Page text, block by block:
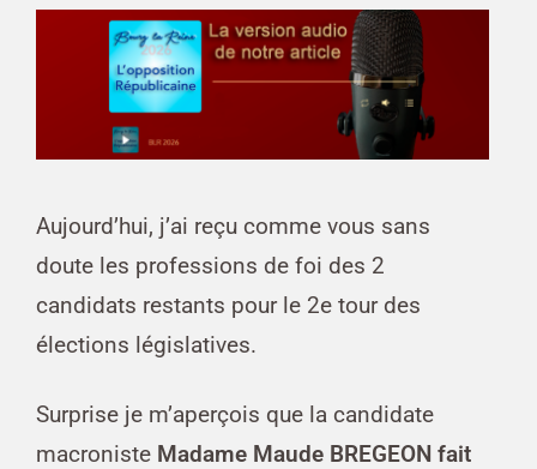
Aujourd’hui, j’ai reçu comme vous sans
doute les professions de foi des 2
candidats restants pour le 2e tour des
élections législatives.
Surprise je m’aperçois que la candidate
macroniste Madame Maude BREGEON fait